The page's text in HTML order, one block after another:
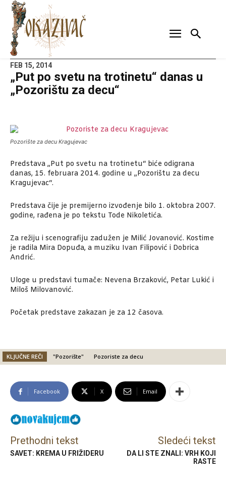
FEB 15, 2014
„Put po svetu na trotinetu“ danas u
„Pozorištu za decu“
Pozorište za decu Kragujevac
Predstava „Put po svetu na trotinetu“ biće odigrana
danas, 15. februara 2014. godine u „Pozorištu za decu
Kragujevac“.
Predstava čije je premijerno izvođenje bilo 1. oktobra 2007.
godine, rađena je po tekstu Tode Nikoletića.
Za režiju i scenografiju zadužen je Milić Jovanović. Kostime
je radila Mira Dopuđa, a muziku Ivan Filipović i Dobrica
Andrić.
Uloge u predstavi tumače: Nevena Brzaković, Petar Lukić i
Miloš Milovanović.
Početak predstave zakazan je za 12 časova.
KLJUČNE REČI "Pozorište" Pozoriste za decu
Facebook X Email
Prethodni tekst
SAVET: KREMA U FRIŽIDERU
Sledeći tekst
DA LI STE ZNALI: VRH KOJI
RASTE